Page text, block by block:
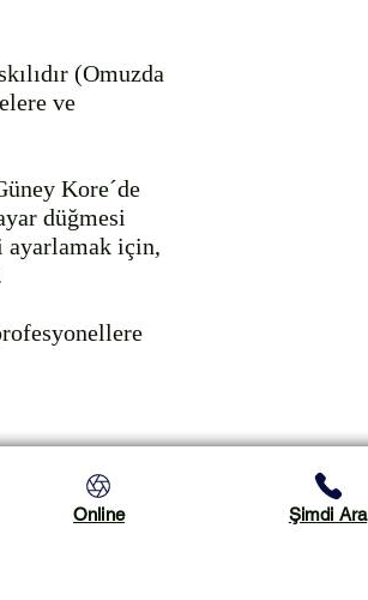
(Omuzda
ve
Kore´de
düğmesi
ayarlamak için,
Online Şimdi Ara